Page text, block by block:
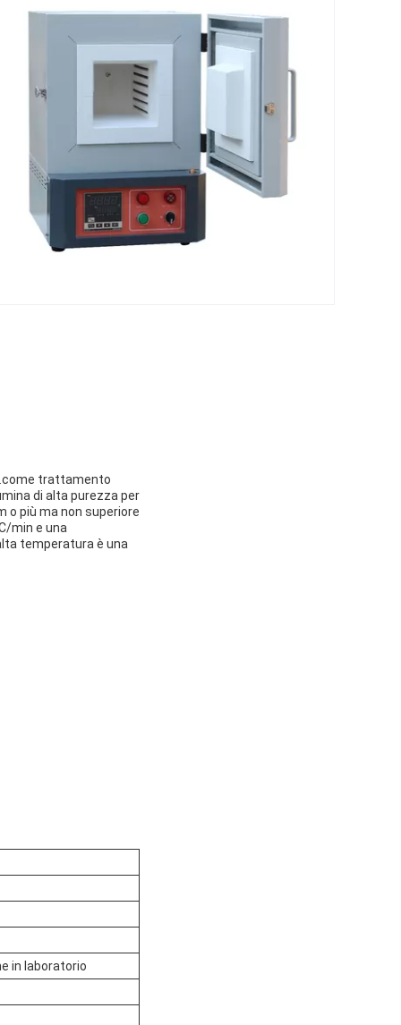
trattamento
di alta purezza per
o più ma non superiore
min e una
temperatura è una
in laboratorio